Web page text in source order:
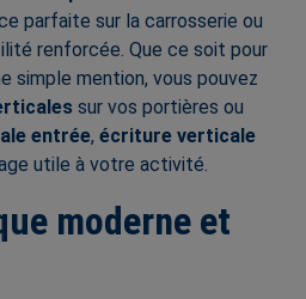
parfaite sur la carrosserie ou
renforcée. Que ce soit pour
simple mention, vous pouvez
sur vos portières ou
entrée, écriture verticale
utile à votre activité.
moderne et